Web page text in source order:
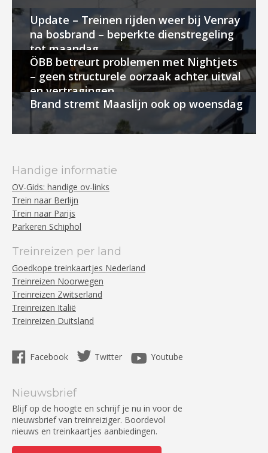
Update – Treinen rijden weer bij Venray
na bosbrand – beperkte dienstregeling
tot maandag
ÖBB betreurt problemen met Nightjets
– geen structurele oorzaak achter uitval
en vertragingen
Brand stremt Maaslijn ook op woensdag
Handige informatie
OV-Gids: handige ov-links
Trein naar Berlijn
Trein naar Parijs
Parkeren Schiphol
Treinreizen per land
Goedkope treinkaartjes Nederland
Treinreizen Noorwegen
Treinreizen Zwitserland
Treinreizen Italië
Treinreizen Duitsland
Facebook Twitter Youtube
Nieuwsbrief
Blijf op de hoogte en schrijf je nu in voor de
nieuwsbrief van treinreiziger. Boordevol
nieuws en treinkaartjes aanbiedingen.